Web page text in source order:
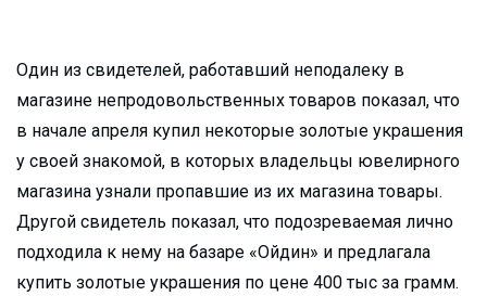
Один из свидетелей, работавший неподалеку в
магазине непродовольственных товаров показал, что
в начале апреля купил некоторые золотые украшения
у своей знакомой, в которых владельцы ювелирного
магазина узнали пропавшие из их магазина товары.
Другой свидетель показал, что подозреваемая лично
подходила к нему на базаре «Ойдин» и предлагала
купить золотые украшения по цене 400 тыс за грамм.